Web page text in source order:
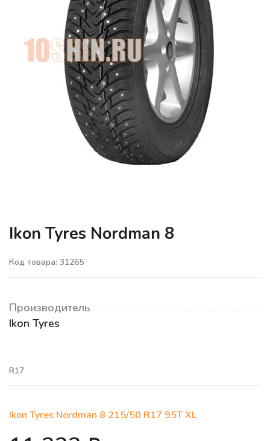
Ikon Tyres Nordman 8
Код товара: 31265
Производитель
Ikon Tyres
R17
Ikon Tyres Nordman 8 215/50 R17 95T XL